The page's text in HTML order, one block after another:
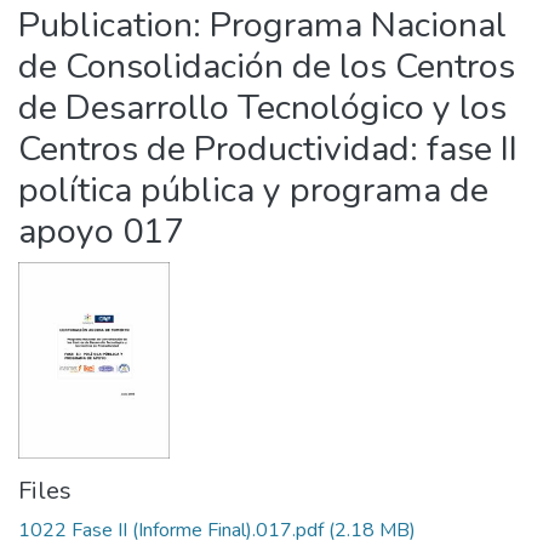
Publication: Programa Nacional
de Consolidación de los Centros
de Desarrollo Tecnológico y los
Centros de Productividad: fase II
política pública y programa de
apoyo 017
Files
1022 Fase II (Informe Final).017.pdf(2.18 MB)